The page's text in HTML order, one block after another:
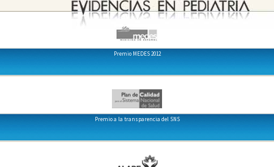
Premio MEDES 2012
Premio a la transparencia del SNS